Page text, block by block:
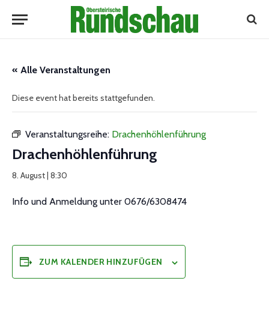
« Alle Veranstaltungen
Diese event hat bereits stattgefunden.
Veranstaltungsreihe: Drachenhöhlenführung
Drachenhöhlenführung
8. August | 8:30
Info und Anmeldung unter 0676/6308474
ZUM KALENDER HINZUFÜGEN